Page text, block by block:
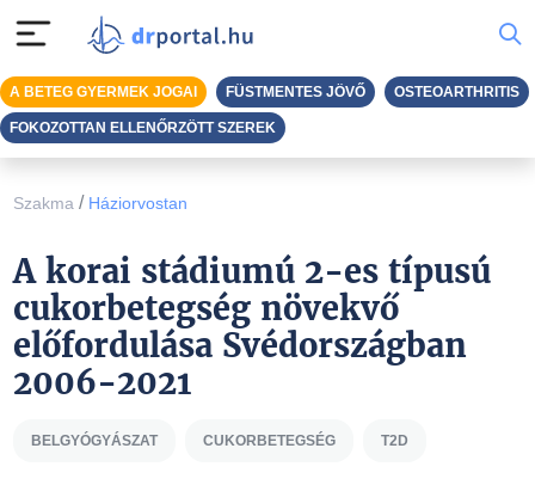
Szakma / Háziorvostan
A korai stádiumú 2-es típusú
cukorbetegség növekvő
előfordulása Svédországban
2006-2021
BELGYÓGYÁSZAT CUKORBETEGSÉG T2D
A BETEG GYERMEK JOGAI FÜSTMENTES JÖVŐ OSTEOARTHRITIS
FOKOZOTTAN ELLENŐRZÖTT SZEREK